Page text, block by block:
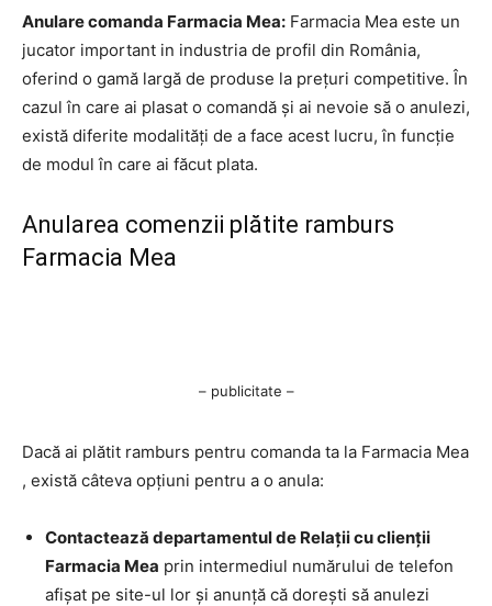
Anulare comanda Farmacia Mea: Farmacia Mea este un
jucator important in industria de profil din România,
oferind o gamă largă de produse la prețuri competitive. În
cazul în care ai plasat o comandă și ai nevoie să o anulezi,
există diferite modalități de a face acest lucru, în funcție
de modul în care ai făcut plata.
Anularea comenzii plătite ramburs
Farmacia Mea
– publicitate –
Dacă ai plătit ramburs pentru comanda ta la Farmacia Mea
, există câteva opțiuni pentru a o anula:
Contactează departamentul de Relații cu clienții
Farmacia Mea prin intermediul numărului de telefon
afișat pe site-ul lor și anunță că dorești să anulezi